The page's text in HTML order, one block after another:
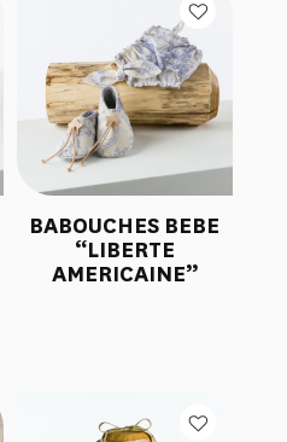
BABOUCHES BEBE
“LIBERTE
AMERICAINE”